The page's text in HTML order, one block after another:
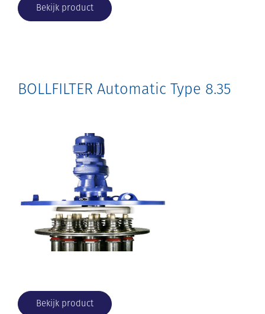
Bekijk product
BOLLFILTER Automatic Type 8.35
Bekijk product